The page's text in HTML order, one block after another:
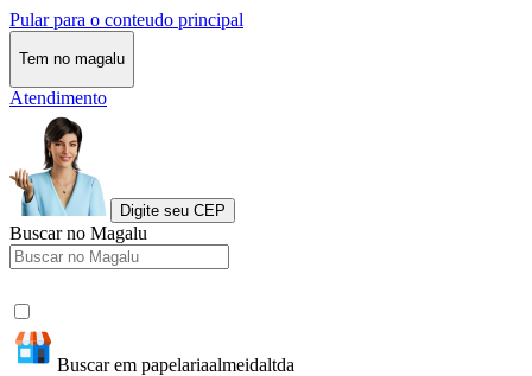
Pular para o conteudo principal
Tem no magalu
Atendimento
Digite seu CEP
Buscar no Magalu
Buscar em papelariaalmeidaltda